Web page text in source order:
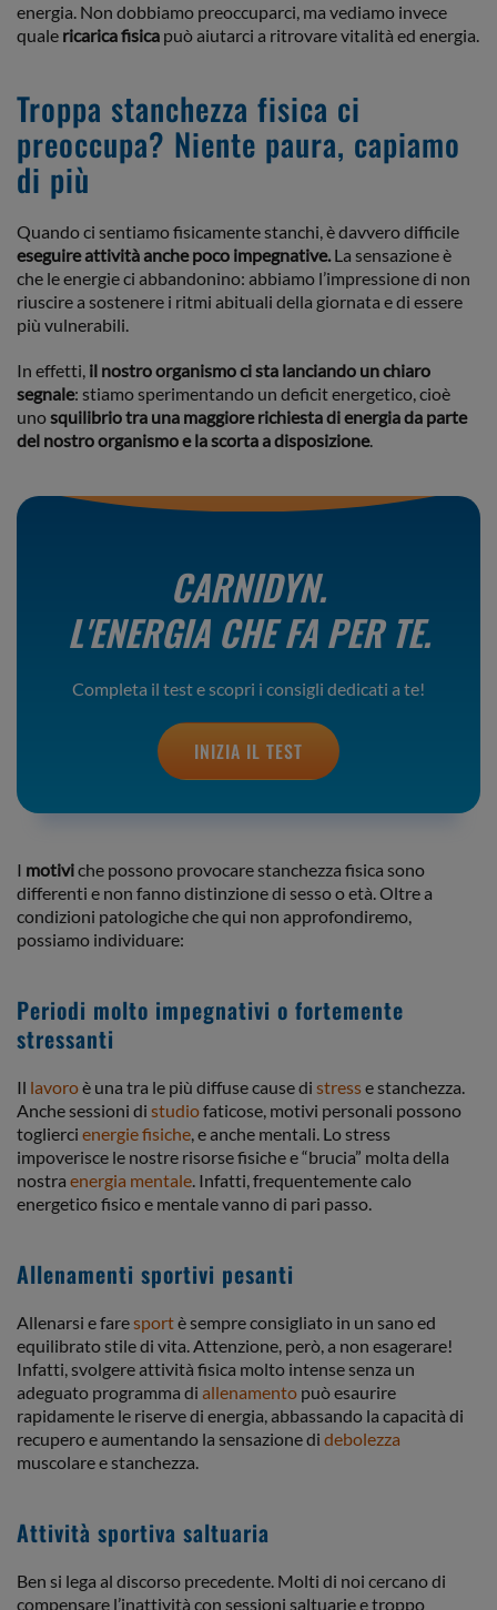
energia. Non dobbiamo preoccuparci, ma vediamo invece
quale ricarica fisica può aiutarci a ritrovare vitalità ed energia.
Troppa stanchezza fisica ci
preoccupa? Niente paura, capiamo
di più
Quando ci sentiamo fisicamente stanchi, è davvero difficile
eseguire attività anche poco impegnative.La sensazione è
che le energie ci abbandonino: abbiamo l’impressione di non
riuscire a sostenere i ritmi abituali della giornata e di essere
più vulnerabili.
In effetti, il nostro organismo ci sta lanciando un chiaro
segnale: stiamo sperimentando un deficit energetico, cioè
unosquilibrio tra una maggiore richiesta di energia da parte
del nostro organismo e la scorta a disposizione.
CARNIDYN.
L'ENERGIA CHE FA PER TE.
Completa il test e scopri i consigli dedicati a te!
INIZIA IL TEST
I motiviche possono provocare stanchezza fisica sono
differenti e non fanno distinzione di sesso o età. Oltre a
condizioni patologiche che qui non approfondiremo,
possiamo individuare:
Periodi molto impegnativi o fortemente
stressanti
Il lavoroè una tra le più diffuse cause di stresse stanchezza.
Anche sessioni di studiofaticose, motivi personali possono
toglierci energie fisiche, e anche mentali. Lo stress
impoverisce le nostre risorse fisiche e “brucia” molta della
nostra energia mentale. Infatti, frequentemente calo
energetico fisico e mentale vanno di pari passo.
Allenamenti sportivi pesanti
Allenarsi e faresportè sempre consigliato in un sano ed
equilibrato stile di vita. Attenzione, però, a non esagerare!
Infatti, svolgere attività fisica molto intense senza un
adeguato programma di allenamento può esaurire
rapidamente le riserve di energia, abbassando la capacità di
recupero e aumentando la sensazione di debolezza
muscolare e stanchezza.
Attività sportiva saltuaria
Ben si lega al discorso precedente. Molti di noi cercano di
compensare l’inattività con sessioni saltuarie e troppo